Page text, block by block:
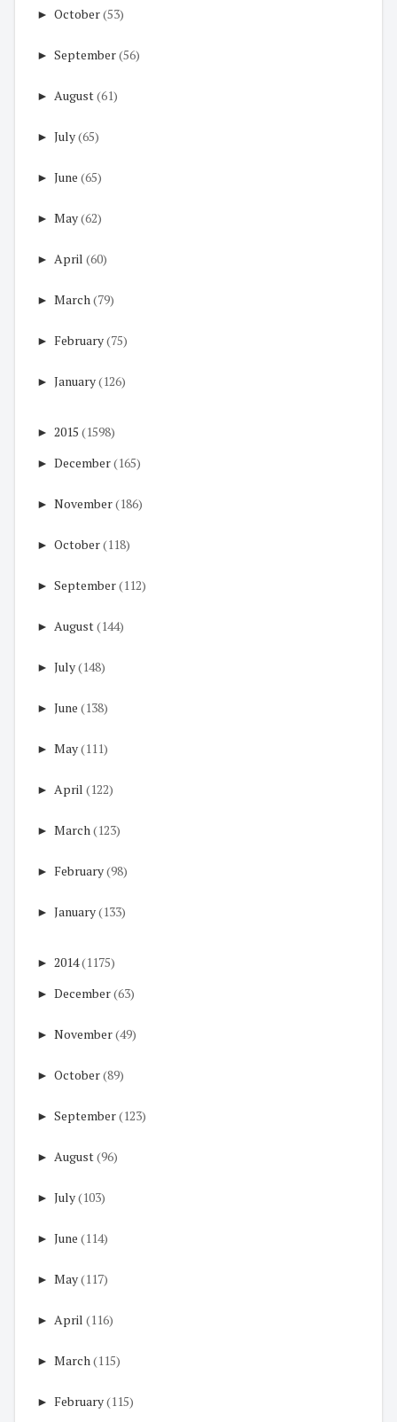
► October(53)
► September(56)
► August(61)
► July(65)
► June (65)
► May(62)
► April (60)
► March(79)
► February(75)
► January(126)
► 2015 (1598)
► December(165)
► November(186)
► October(118)
► September(112)
► August(144)
► July(148)
► June (138)
► May(111)
► April (122)
► March(123)
► February(98)
► January(133)
► 2014(1175)
► December(63)
► November(49)
► October(89)
► September(123)
► August(96)
► July(103)
► June (114)
► May(117)
► April (116)
► March(115)
► February(115)